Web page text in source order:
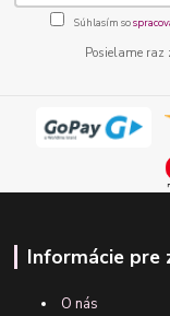
Súhlasím so
Posielame raz
Informácie pre
O nás